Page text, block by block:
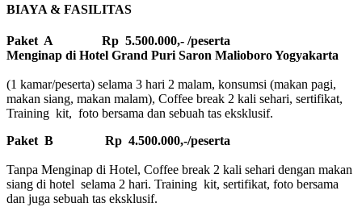
BIAYA & FASILITAS
Paket A Rp 5.500.000,- /peserta
Menginap di Hotel Grand Puri Saron Malioboro Yogyakarta
(1 kamar/peserta) selama 3 hari 2 malam, konsumsi (makan pagi,
makan siang, makan malam), Coffee break 2 kali sehari, sertifikat,
Training kit, foto bersama dan sebuah tas eksklusif.
Paket B
Rp 4.500.000,-/peserta
Tanpa Menginap di Hotel, Coffee break 2 kali sehari dengan makan
siang di hotel selama 2 hari. Training kit, sertifikat, foto bersama
dan juga sebuah tas eksklusif.